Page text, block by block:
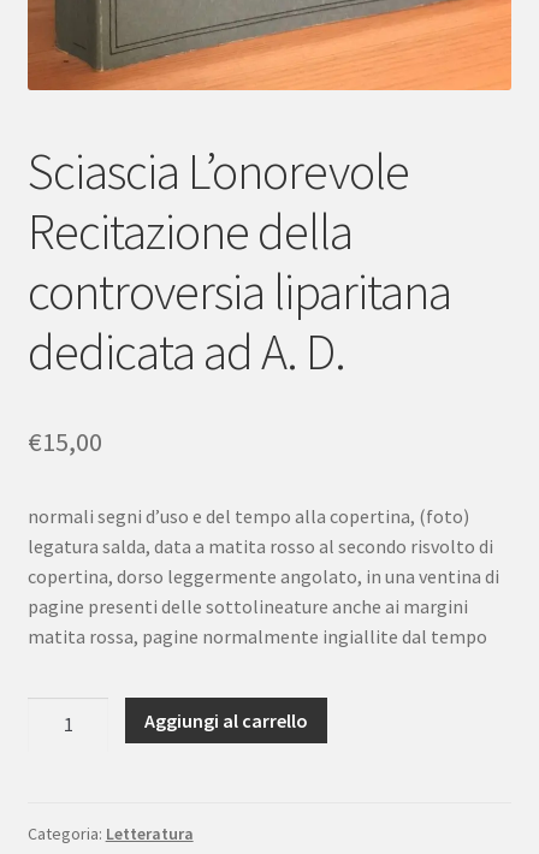
Sciascia L’onorevole
Recitazione della
controversia liparitana
dedicata ad A. D.
€15,00
normali segni d’uso e del tempo alla copertina, (foto)
legatura salda, data a matita rosso al secondo risvolto di
copertina, dorso leggermente angolato, in una ventina di
pagine presenti delle sottolineature anche ai margini
matita rossa, pagine normalmente ingiallite dal tempo
controversia
Aggiungi al carrello
Categoria: Letteratura